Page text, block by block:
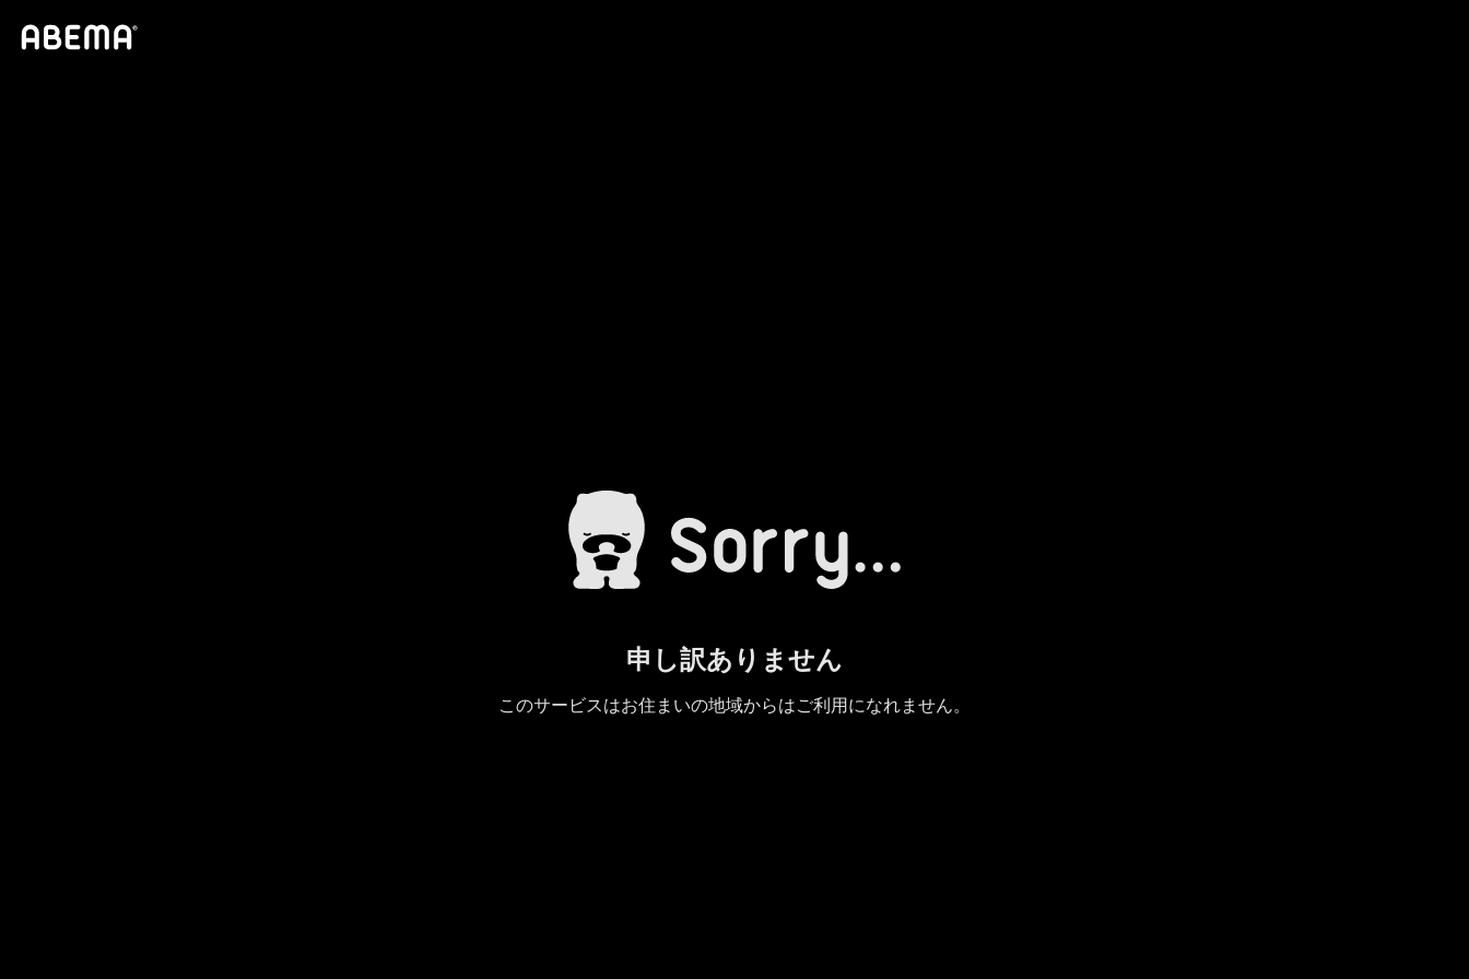
申し訳ありません
このサービスはお住まいの地域からはご利用になれません。